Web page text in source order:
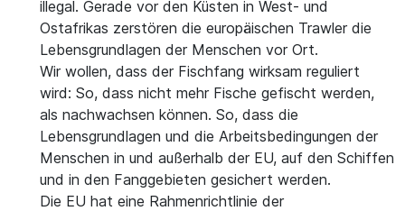
illegal. Gerade vor den Küsten in West- und
Ostafrikas zerstören die europäischen Trawler die
Lebensgrundlagen der Menschen vor Ort.
Wir wollen, dass der Fischfang wirksam reguliert
wird: So, dass nicht mehr Fische gefischt werden,
als nachwachsen können. So, dass die
Lebensgrundlagen und die Arbeitsbedingungen der
Menschen in und außerhalb der EU, auf den Schiffen
und in den Fanggebieten gesichert werden.
Die EU hat eine Rahmenrichtlinie der